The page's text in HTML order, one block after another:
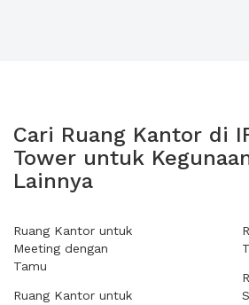
Cari Ruang Kantor di
Tower untuk
Lainnya
Ruang Kantor untuk
Meeting dengan
Tamu
Ruang Kantor untuk